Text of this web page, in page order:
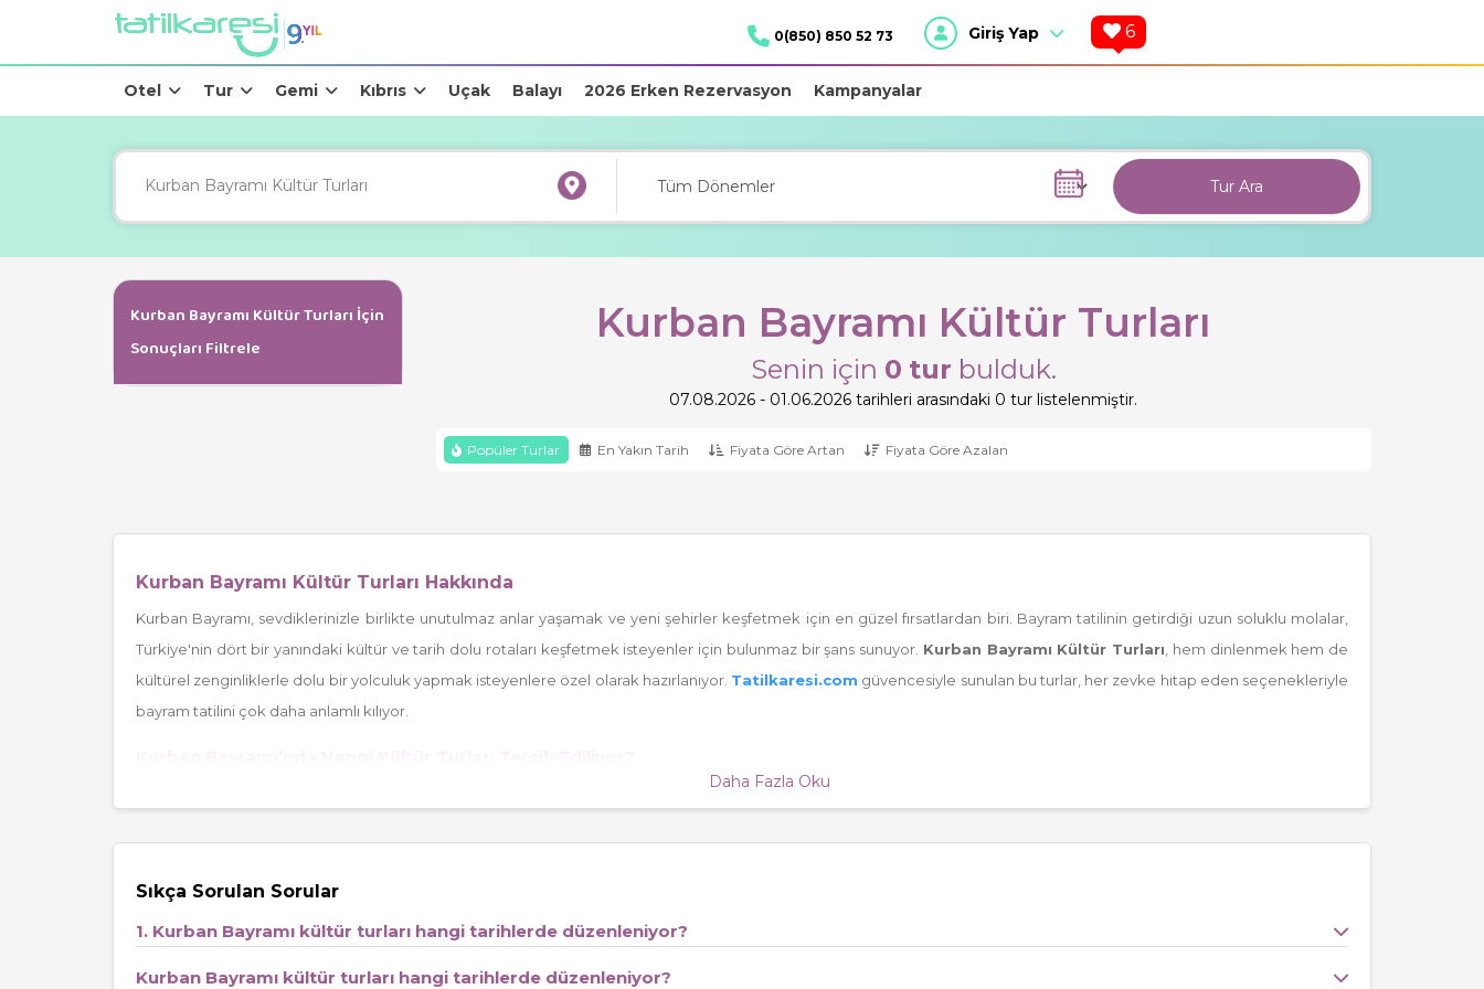
0(850) 850 52 73 Giriş Yap 6
Otel Tur Gemi Kıbrıs Uçak Balayı 2026 Erken Rezervasyon Kampanyalar
Tur Ara
Kurban Bayramı Kültür Turları İçin
Sonuçları Filtrele
Kurban Bayramı Kültür Turları
Senin için 0 tur bulduk.
07.08.2026 - 01.06.2026 tarihleri arasındaki 0 tur listelenmiştir.
Popüler Turlar En Yakın Tarih Fiyata Göre Artan Fiyata Göre Azalan
Kurban Bayramı Kültür Turları Hakkında
Kurban Bayramı, sevdiklerinizle birlikte unutulmaz anlar yaşamak ve yeni şehirler keşfetmek için en güzel fırsatlardan biri. Bayram tatilinin getirdiği uzun soluklu molalar,
Türkiye'nin dört bir yanındaki kültür ve tarih dolu rotaları keşfetmek isteyenler için bulunmaz bir şans sunuyor. Kurban Bayramı Kültür Turları , hem dinlenmek hem de
kültürel zenginliklerle dolu bir yolculuk yapmak isteyenlere özel olarak hazırlanıyor. Tatilkaresi.com güvencesiyle sunulan bu turlar, her zevke hitap eden seçenekleriyle
bayram tatilini çok daha anlamlı kılıyor.
Türkiye'nin en çok ilgi gören kültür turları, Kurban Bayramı tatilinde farklı rotalarda gerçekleşiyor. Özellikle
Kurban Bayramı Kültür Turlarında Sizi Neler Bekliyor?
Kurban Bayramı’na özel olarak düzenlenen kültür turları; özenle seçilmiş otellerde konaklama, alanında uzman rehberlerle geziler ve keyifli seyahat programlarıyla öne
çıkıyor. Anadolu’nun kadim kentlerinde tarihe yolculuk, yöresel festivaller, el sanatları atölyeleri ve yerel lezzetlerle tanışma fırsatı tur programlarında öne çıkan ana
Daha Fazla Oku
Sıkça Sorulan Sorular
1. Kurban Bayramı kültür turları hangi tarihlerde düzenleniyor?
Kurban Bayramı kültür turları hangi tarihlerde düzenleniyor?